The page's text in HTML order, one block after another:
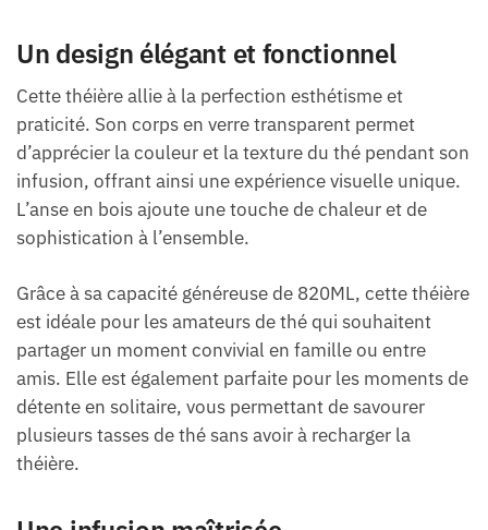
Un design élégant et fonctionnel
Cette théière allie à la perfection esthétisme et
praticité. Son corps en verre transparent permet
d’apprécier la couleur et la texture du thé pendant son
infusion, offrant ainsi une expérience visuelle unique.
L’anse en bois ajoute une touche de chaleur et de
sophistication à l’ensemble.
Grâce à sa capacité généreuse de 820ML, cette théière
est idéale pour les amateurs de thé qui souhaitent
partager un moment convivial en famille ou entre
amis. Elle est également parfaite pour les moments de
détente en solitaire, vous permettant de savourer
plusieurs tasses de thé sans avoir à recharger la
théière.